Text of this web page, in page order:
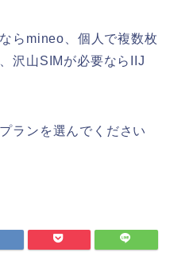
らmineo、個人で複数枚
沢山SIMが必要ならIIJ
ランを選んでください